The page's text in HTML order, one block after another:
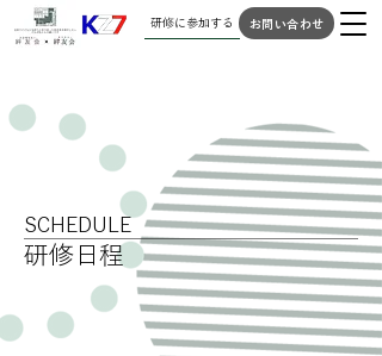
研修に参加する お問い合わせ
SCHEDULE
研修日程